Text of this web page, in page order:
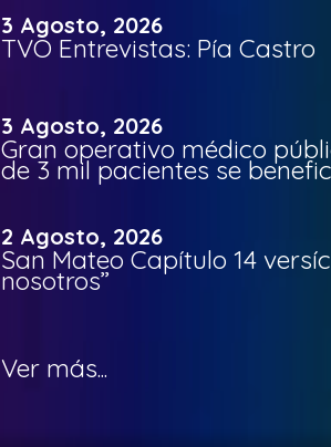
3 Agosto, 2026
TVO Entrevistas: Pía Castro
3 Agosto, 2026
Gran operativo médico
de 3 mil pacientes se
2 Agosto, 2026
San Mateo Capítulo 14
nosotros”
Ver más...